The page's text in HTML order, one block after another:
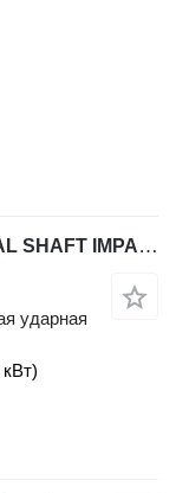
Fabo 300TPH SEMI-MOBILE VERTICAL SHAFT IMPACT CRUSHING PLANT
ударная